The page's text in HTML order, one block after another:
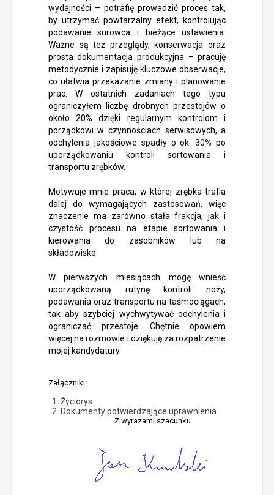
wydajności – potrafię prowadzić proces tak,
by utrzymać powtarzalny efekt, kontrolując
podawanie surowca i bieżące ustawienia.
Ważne są też przeglądy, konserwacja oraz
prosta dokumentacja produkcyjna – pracuję
metodycznie i zapisuję kluczowe obserwacje,
co ułatwia przekazanie zmiany i planowanie
prac. W ostatnich zadaniach tego typu
ograniczyłem liczbę drobnych przestojów o
około 20% dzięki regularnym kontrolom i
porządkowi w czynnościach serwisowych, a
odchylenia jakościowe spadły o ok. 30% po
uporządkowaniu kontroli sortowania i
transportu zrębków.
Motywuje mnie praca, w której zrębka trafia
dalej do wymagających zastosowań, więc
znaczenie ma zarówno stała frakcja, jak i
czystość procesu na etapie sortowania i
kierowania do zasobników lub na
składowisko.
W pierwszych miesiącach mogę wnieść
uporządkowaną rutynę kontroli noży,
podawania oraz transportu na taśmociągach,
tak aby szybciej wychwytywać odchylenia i
ograniczać przestoje. Chętnie opowiem
więcej na rozmowie i dziękuję za rozpatrzenie
mojej kandydatury.
Załączniki:
Życiorys
Dokumenty potwierdzające uprawnienia
Z wyrazami szacunku